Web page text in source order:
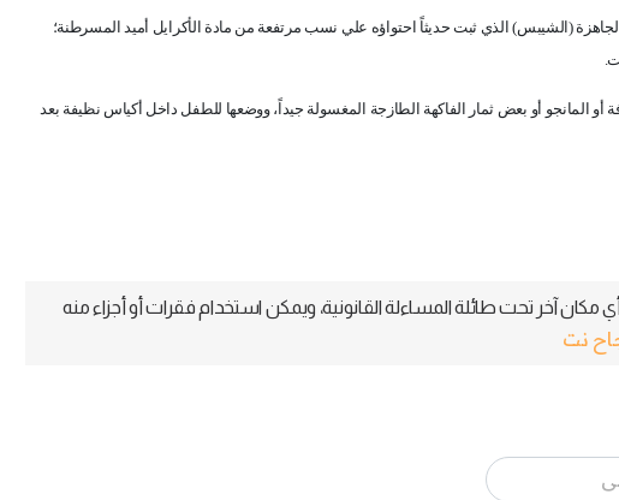
الجاهزة (الشيبس) الذي ثبت حديثاً احتواؤه علي نسب مرتفعة من مادة الأكرايل أميد المسرطنة؛
.
أو المانجو أو بعض ثمار الفاكهة الطازجة المغسولة جيداً، ووضعها للطفل داخل أكياس نظيفة بعد
آخر تحت طائلة المساءلة القانونية، ويمكن استخدام فقرات أو أجزاء منه
نت